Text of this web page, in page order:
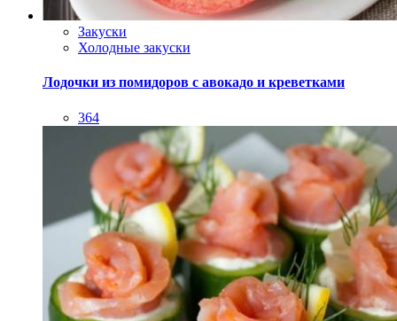
Закуски
Холодные закуски
Лодочки из помидоров с авокадо и креветками
364